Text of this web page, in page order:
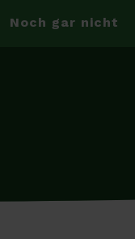
Noch gar nicht